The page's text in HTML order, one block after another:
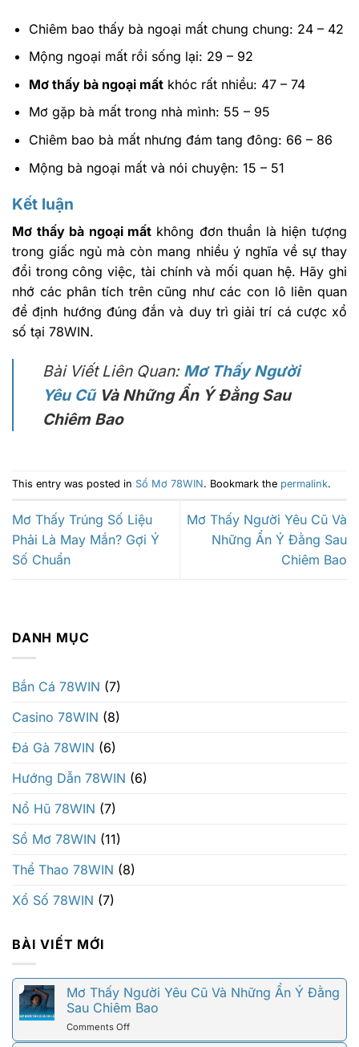
Chiêm bao thấy bà ngoại mất chung chung: 24 – 42
Mộng ngoại mất rồi sống lại: 29 – 92
Mơ thấy bà ngoại mấtkhóc rất nhiều: 47 – 74
Mơ gặp bà mất trong nhà mình: 55 – 95
Chiêm bao bà mất nhưng đám tang đông: 66 – 86
Mộng bà ngoại mất và nói chuyện: 15 – 51
Kết luận
Mơ thấy bà ngoại mất không đơn thuần là hiện tượng
trong giấc ngủ mà còn mang nhiều ý nghĩa về sự thay
đổi trong công việc, tài chính và mối quan hệ. Hãy ghi
nhớ các phân tích trên cũng như các con lô liên quan
để định hướng đúng đắn và duy trì giải trí cá cược xổ
số tại 78WIN.
Bài Viết Liên Quan: Mơ Thấy Người
Yêu CũVà Những Ẩn Ý Đằng Sau
Chiêm Bao
This entry was posted in Sổ Mơ 78WIN. Bookmark the permalink.
Mơ Thấy Trúng Số Liệu
Phải Là May Mắn? Gợi Ý
Số Chuẩn
Mơ Thấy Người Yêu Cũ Và
Những Ẩn Ý Đằng Sau
Chiêm Bao
DANH MỤC
Bắn Cá 78WIN (7)
Casino 78WIN (8)
Đá Gà 78WIN (6)
Hướng Dẫn 78WIN (6)
Nổ Hũ 78WIN (7)
Sổ Mơ 78WIN (11)
Thể Thao 78WIN (8)
Xổ Số 78WIN (7)
BÀI VIẾT MỚI
Mơ Thấy Người Yêu Cũ Và Những Ẩn Ý Đằng
Sau Chiêm Bao
Comments Offon
Mơ